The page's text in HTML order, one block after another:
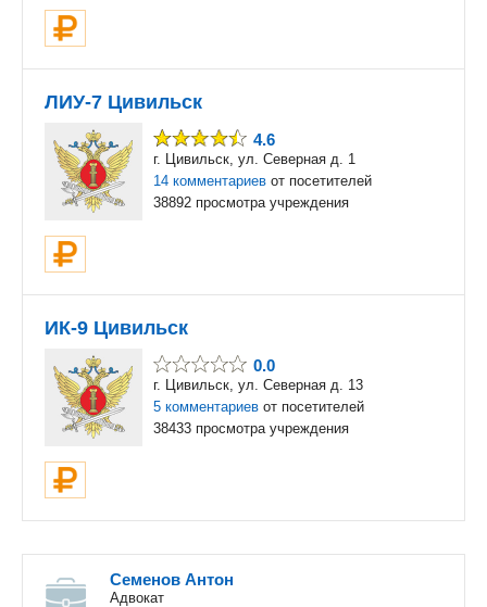
ЛИУ-7 Цивильск
4.6
г. Цивильск, ул. Северная д. 1
14 комментариев от посетителей
38892 просмотра учреждения
ИК-9 Цивильск
0.0
г. Цивильск, ул. Северная д. 13
5 комментариев от посетителей
38433 просмотра учреждения
Семенов Антон
Адвокат